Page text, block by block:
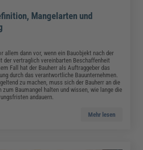
Mangelarten und
allem dann vor, wenn ein Bauobjekt nach der
der vertraglich vereinbarten Beschaffenheit
Fall hat der Bauherr als Auftraggeber das
durch das verantwortliche Bauunternehmen.
zu machen, muss sich der Bauherr an die
zum Baumangel halten und wissen, wie lange die
andauern.
Mehr lesen